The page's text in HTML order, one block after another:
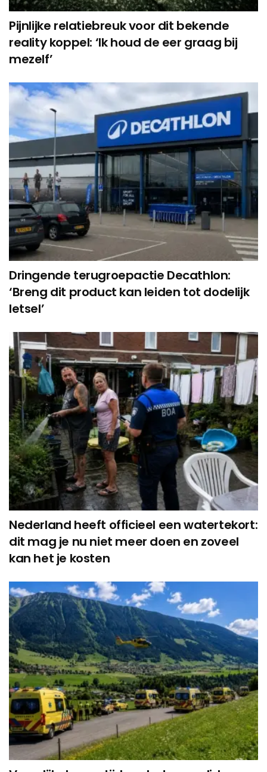
Pijnlijke relatiebreuk voor dit bekende
reality koppel: ‘Ik houd de eer graag bij
mezelf’
Dringende terugroepactie Decathlon:
‘Breng dit product kan leiden tot dodelijk
letsel’
Nederland heeft officieel een watertekort:
dit mag je nu niet meer doen en zoveel
kan het je kosten